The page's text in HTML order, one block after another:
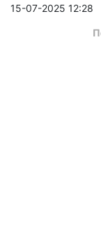
15-07-2025 12:28